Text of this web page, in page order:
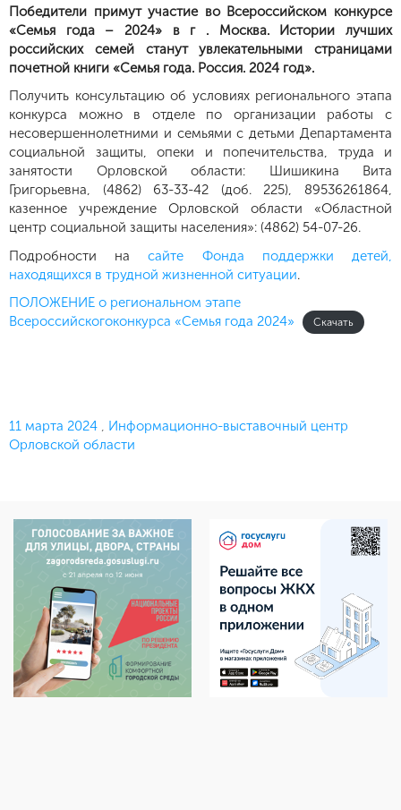
Победители примут участие во Всероссийском конкурсе
«Семья года – 2024» в г . Москва. Истории лучших
российских семей станут увлекательными страницами
почетной книги «Семья года. Россия. 2024 год».
Получить консультацию об условиях регионального этапа
конкурса можно в отделе по организации работы с
несовершеннолетними и семьями с детьми Департамента
социальной защиты, опеки и попечительства, труда и
занятости Орловской области: Шишикина Вита
Григорьевна, (4862) 63-33-42 (доб. 225), 89536261864,
казенное учреждение Орловской области «Областной
центр социальной защиты населения»: (4862) 54-07-26.
Подробности насайте Фонда поддержки детей,
находящихся в трудной жизненной ситуации.
ПОЛОЖЕНИЕ о региональном этапе
Всероссийскогоконкурса «Семья года 2024»
Скачать
Опубликовано
11 марта 2024 , Информационно-выставочный центр
Орловской области